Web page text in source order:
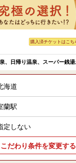
購入済チケットはこち
、日帰り温泉、スーパー銭湯
海道
蘭駅
定しない
こだわり条件を変更する